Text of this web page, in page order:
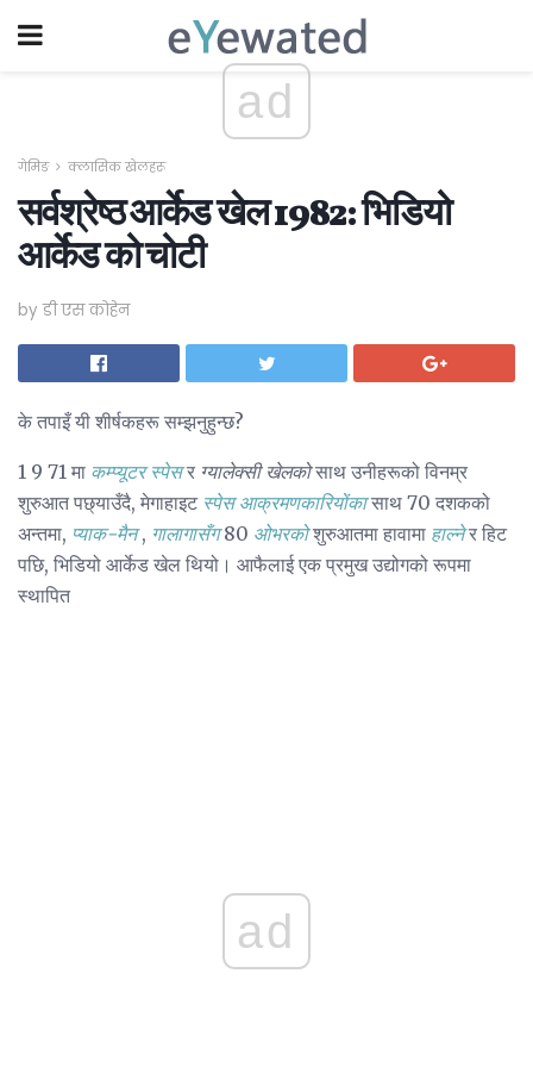
ad
गेमिङ क्लासिक खेलहरू
सर्वश्रेष्ठ आर्केड खेल 1982: भिडियो
आर्केड को चोटी
by डी एस कोहेन
के तपाइँ यी शीर्षकहरू सम्झनुहुन्छ?
1 9 71 मा कम्प्यूटर स्पेसर ग्यालेक्सी खेलकोसाथ उनीहरूको विनम्र
शुरुआत पछ्याउँदै, मेगाहाइट स्पेस आक्रमणकारियोंकासाथ 70 दशकको
अन्तमा, प्याक-मैन, गालागासँग80 ओभरकोशुरुआतमा हावामा हाल्नेर हिट
पछि, भिडियो आर्केड खेल थियो। आफैलाई एक प्रमुख उद्योगको रूपमा
स्थापित
ad